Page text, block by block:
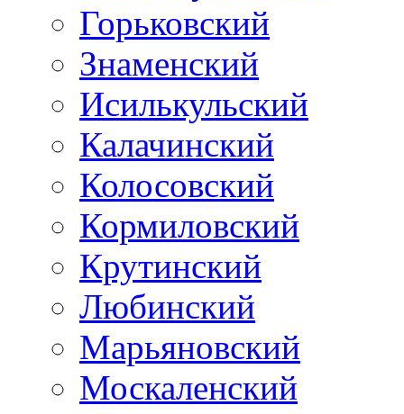
Горьковский
Знаменский
Исилькульский
Калачинский
Колосовский
Кормиловский
Крутинский
Любинский
Марьяновский
Москаленский